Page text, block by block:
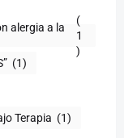
alergia a la
(
1
)
(1)
Terapia (1)